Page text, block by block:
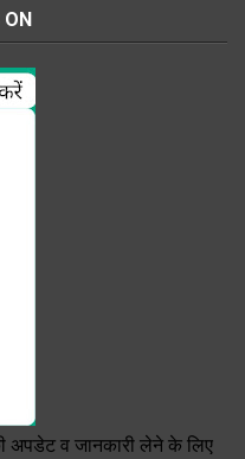
अपडेट व जानकारी लेने के लिए